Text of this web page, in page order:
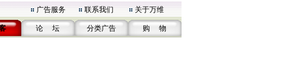
广告服务 联系我们 关于万维
论 坛 分类广告 购 物